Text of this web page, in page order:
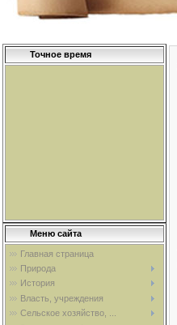
Точное время
Меню сайта
Главная страница
Природа
История
Власть, учреждения
Сельское хозяйство, ...